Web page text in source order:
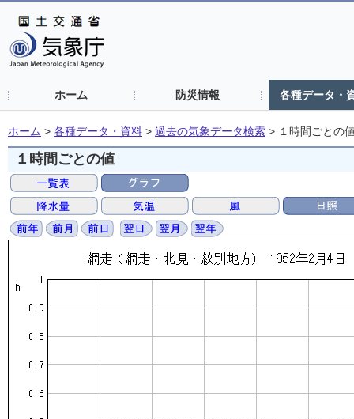
ホーム 防災情報 各種データ・
ホーム > 各種データ・資料 > 過去の気象データ検索 > １時間ごとの
１時間ごとの値